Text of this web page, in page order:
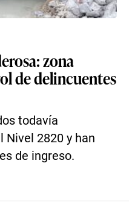
zona
de delincuentes
todavía
Nivel 2820 y han
de ingreso.